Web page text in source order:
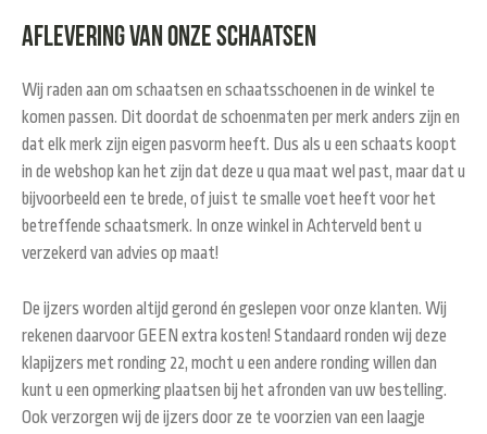
Aflevering van onze schaatsen
Wij raden aan om schaatsen en schaatsschoenen in de winkel te
komen passen. Dit doordat de schoenmaten per merk anders zijn en
dat elk merk zijn eigen pasvorm heeft. Dus als u een schaats koopt
in de webshop kan het zijn dat deze u qua maat wel past, maar dat u
bijvoorbeeld een te brede, of juist te smalle voet heeft voor het
betreffende schaatsmerk. In onze winkel in Achterveld bent u
verzekerd van advies op maat!
De ijzers worden altijd gerond én geslepen voor onze klanten. Wij
rekenen daarvoor GEEN extra kosten! Standaard ronden wij deze
klapijzers met ronding 22, mocht u een andere ronding willen dan
kunt u een opmerking plaatsen bij het afronden van uw bestelling.
Ook verzorgen wij de ijzers door ze te voorzien van een laagje